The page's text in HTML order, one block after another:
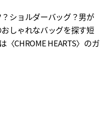
ショルダーバッグ？男が
しゃれなバッグを探す短
CHROME HEARTS〉のガ